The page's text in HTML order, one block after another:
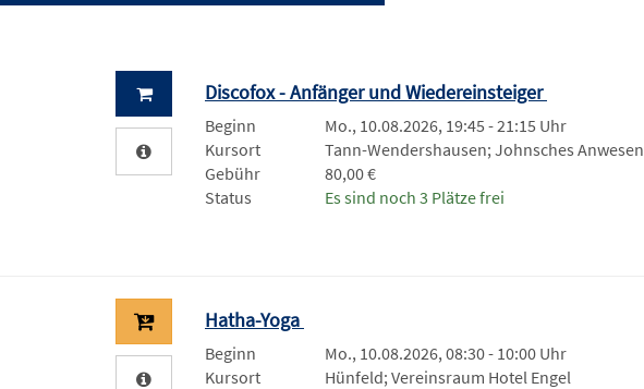
Discofox - Anfänger und Wiedereinsteiger
Beginn
Mo., 10.08.2026, 19:45 - 21:15 Uhr
Kursort
Tann-Wendershausen; Johnsches Anwesen
Gebühr
80,00 €
Status
Es sind noch 3 Plätze frei
Hatha-Yoga
Beginn
Mo., 10.08.2026, 08:30 - 10:00 Uhr
Kursort
Hünfeld; Vereinsraum Hotel Engel